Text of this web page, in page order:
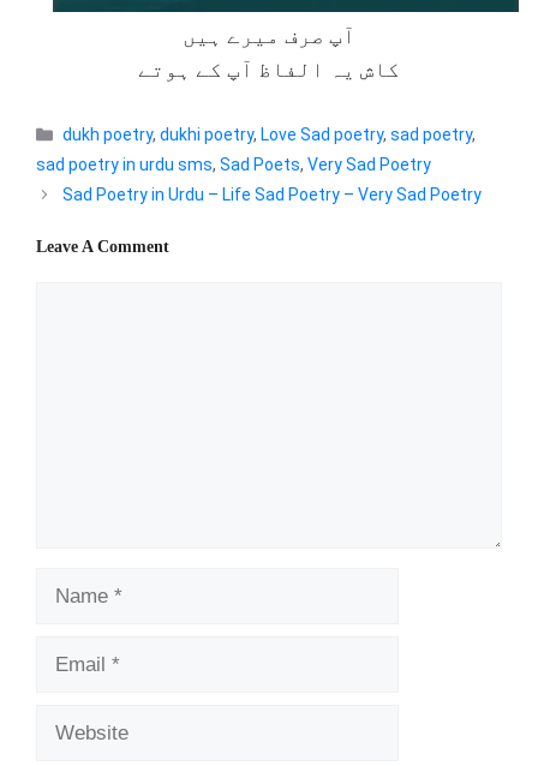
آپ صرف میرے ہیں
کاش یہ الفاظ آپ کے ہوتے
Categories
dukh poetry,dukhi poetry, Love Sad poetry,sad poetry,
sad poetry in urdu sms, Sad Poets, Very Sad Poetry
Sad Poetry in Urdu – Life Sad Poetry – Very Sad Poetry
Leave A Comment